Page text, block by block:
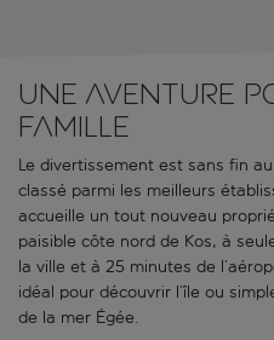
Une aventure
famille
Le divertissement est sans fin
classé parmi les meilleurs
accueille un tout nouveau
paisible côte nord de Kos, à
la ville et à 25 minutes de
idéal pour découvrir l’île ou
de la mer Égée.